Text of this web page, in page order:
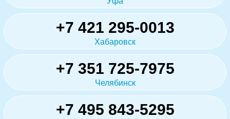
+7 421 295-0013
Хабаровск
+7 351 725-7975
Челябинск
+7 495 843-5295